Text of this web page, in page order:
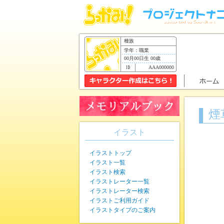
種族
学年：職業
00月00日生 00歳
AAA000000
イラスト
イラストトップ
イラスト一覧
イラスト検索
イラストレーター一覧
イラストレーター検索
イラストご利用ガイド
イラストタイプのご案内